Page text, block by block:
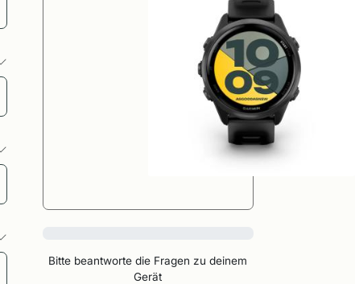
Bitte beantworte die Fragen zu deinem
Gerät